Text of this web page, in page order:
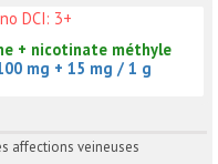
no DCI: 3+
+ nicotinate méthyle
mg + 15 mg / 1 g
affections veineuses